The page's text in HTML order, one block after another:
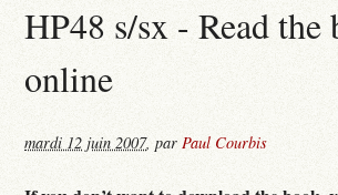
HP48 s/sx - Read the
online
mardi 12 juin 2007,parPaul Courbis